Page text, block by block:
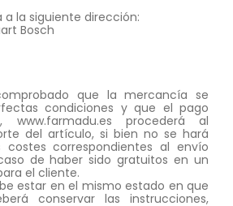
a la siguiente dirección:
Bosch
que la mercancía se
condiciones y que el pago
www.farmadu.es procederá al
del artículo, si bien no se hará
correspondientes al envío
de haber sido gratuitos en un
el cliente.
estar en el mismo estado en que
conservar las instrucciones,